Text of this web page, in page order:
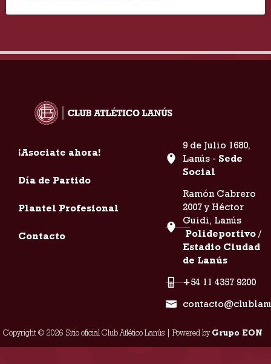
¡Asociate ahora!
Día de Partido
Plantel Profesional
Contacto
9 de Julio 1680,
Lanús - Sede
Social
Ramón Cabrero
2007 y Héctor
Guidi, Lanús
Polideportivo /
Estadio Ciudad
de Lanús
+54 11 4357 9200
Copyright © 2026 Sitio oficial Club Atlético Lanús | Powered byGrupo EON